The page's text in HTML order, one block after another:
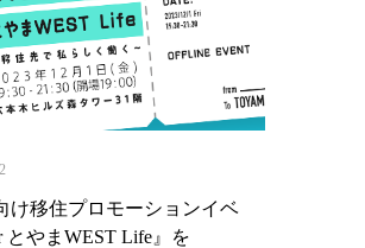
け移住プロモーションイベ
とやまWEST Life』を